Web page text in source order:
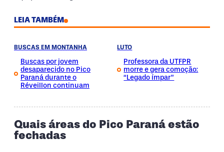
LEIA TAMBÉM
BUSCAS EM MONTANHA
Buscas por jovem
desaparecido no Pico
Paraná durante o
Réveillon continuam
LUTO
Professora da UTFPR
morre e gera comoção:
“Legado ímpar”
Quais áreas do Pico Paraná estão
fechadas